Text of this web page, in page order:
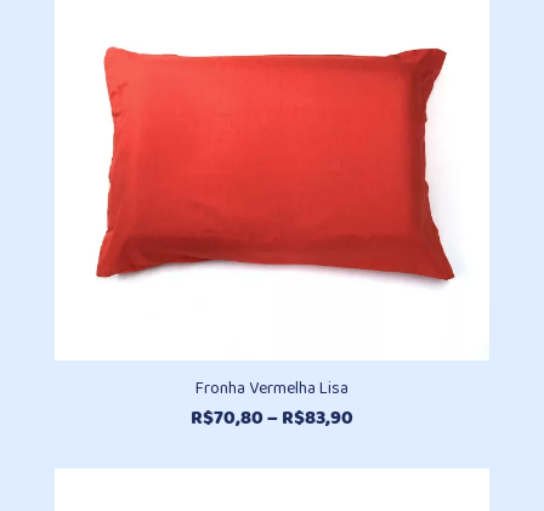
Fronha Vermelha Lisa
R$70,80–R$83,90Faixa
preço: